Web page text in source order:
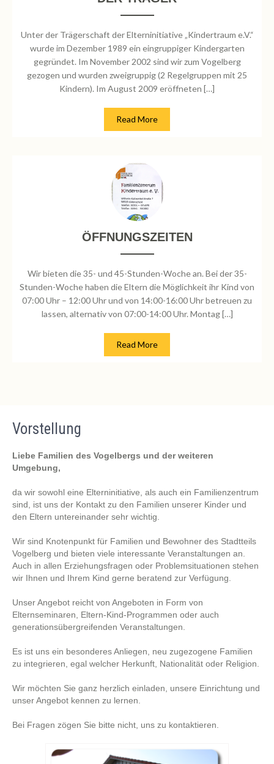
Unter der Trägerschaft der Elterninitiative „Kindertraum e.V.“
wurde im Dezember 1989 ein eingruppiger Kindergarten
gegründet. Im November 2002 sind wir zum Vogelberg
gezogen und wurden zweigruppig (2 Regelgruppen mit 25
Kindern). Im August 2009 eröffneten […]
Read More
ÖFFNUNGSZEITEN
Wir bieten die 35- und 45-Stunden-Woche an. Bei der 35-
Stunden-Woche haben die Eltern die Möglichkeit ihr Kind von
07:00 Uhr – 12:00 Uhr und von 14:00-16:00 Uhr betreuen zu
lassen, alternativ von 07:00-14:00 Uhr. Montag […]
Read More
Vorstellung
Liebe Familien des Vogelbergs und der weiteren
Umgebung,
da wir sowohl eine Elterninitiative, als auch ein Familienzentrum
sind, ist uns der Kontakt zu den Familien unserer Kinder und
den Eltern untereinander sehr wichtig.
Wir sind Knotenpunkt für Familien und Bewohner des Stadtteils
Vogelberg und bieten viele interessante Veranstaltungen an.
Auch in allen Erziehungsfragen oder Problemsituationen stehen
wir Ihnen und Ihrem Kind gerne beratend zur Verfügung.
Unser Angebot reicht von Angeboten in Form von
Elternseminaren, Eltern-Kind-Programmen oder auch
generationsübergreifenden Veranstaltungen.
Es ist uns ein besonderes Anliegen, neu zugezogene Familien
zu integrieren, egal welcher Herkunft, Nationalität oder Religion.
Wir möchten Sie ganz herzlich einladen, unsere Einrichtung und
unser Angebot kennen zu lernen.
Bei Fragen zögen Sie bitte nicht, uns zu kontaktieren.